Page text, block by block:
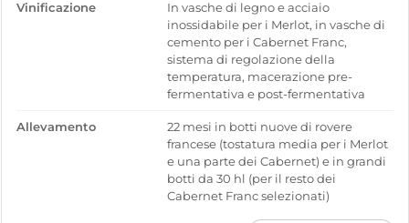
Vinificazione
In vasche di legno e acciaio
inossidabile per i Merlot, in vasche di
cemento per i Cabernet Franc,
sistema di regolazione della
temperatura, macerazione pre-
fermentativa e post-fermentativa
Allevamento
22 mesi in botti nuove di rovere
francese (tostatura media per i Merlot
e una parte dei Cabernet) e in grandi
botti da 30 hl (per il resto dei
Cabernet Franc selezionati)